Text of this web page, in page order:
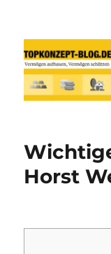
Reich
schützen
Gold-
Horst